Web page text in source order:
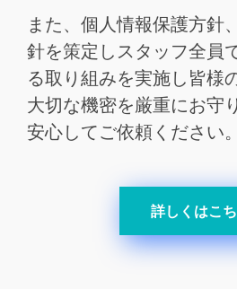
また、個人情報保護方針
針を策定しスタッフ全員
る取り組みを実施し皆様
大切な機密を厳重にお守
安心してご依頼ください。
詳しくはこ